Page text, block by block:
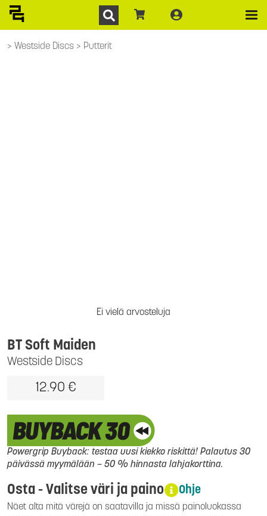
Westside Discs Putterit
Ei vielä arvosteluja
Westside Discs
BT Soft Maiden
12.90 €
Powergrip Buyback: testaa uusi kiekko riskittä! Palautus 30
päivässä myymälään – 50 % hinnasta lahjakorttina.
Osta - Valitse väri ja paino Ohje
Näet alta mitä värejä on saatavilla ja missä painoluokassa